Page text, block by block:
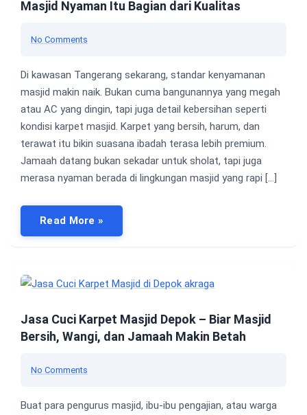
Masjid Nyaman Itu Bagian dari Kualitas
No Comments
Di kawasan Tangerang sekarang, standar kenyamanan
masjid makin naik. Bukan cuma bangunannya yang megah
atau AC yang dingin, tapi juga detail kebersihan seperti
kondisi karpet masjid. Karpet yang bersih, harum, dan
terawat itu bikin suasana ibadah terasa lebih premium.
Jamaah datang bukan sekadar untuk sholat, tapi juga
merasa nyaman berada di lingkungan masjid yang rapi […]
Read More »
Jasa Cuci Karpet Masjid Depok – Biar Masjid
Bersih, Wangi, dan Jamaah Makin Betah
No Comments
Buat para pengurus masjid, ibu-ibu pengajian, atau warga